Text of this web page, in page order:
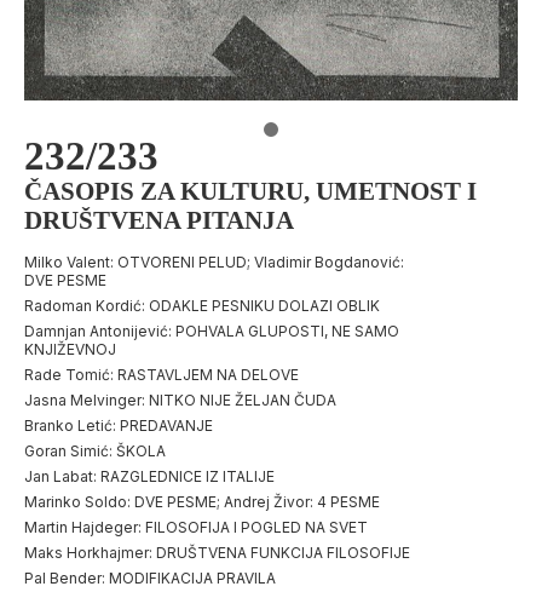
232/233
ČASOPIS ZA KULTURU, UMETNOST I
DRUŠTVENA PITANJA
Milko Valent: OTVORENI PELUD; Vladimir Bogdanović:
DVE PESME
Radoman Kordić: ODAKLE PESNIKU DOLAZI OBLIK
Damnjan Antonijević: POHVALA GLUPOSTI, NE SAMO
KNJIŽEVNOJ
Rade Tomić: RASTAVLJEM NA DELOVE
Jasna Melvinger: NITKO NIJE ŽELJAN ČUDA
Branko Letić: PREDAVANJE
Goran Simić: ŠKOLA
Jan Labat: RAZGLEDNICE IZ ITALIJE
Marinko Soldo: DVE PESME; Andrej Živor: 4 PESME
Martin Hajdeger: FILOSOFIJA I POGLED NA SVET
Maks Horkhajmer: DRUŠTVENA FUNKCIJA FILOSOFIJE
Pal Bender: MODIFIKACIJA PRAVILA